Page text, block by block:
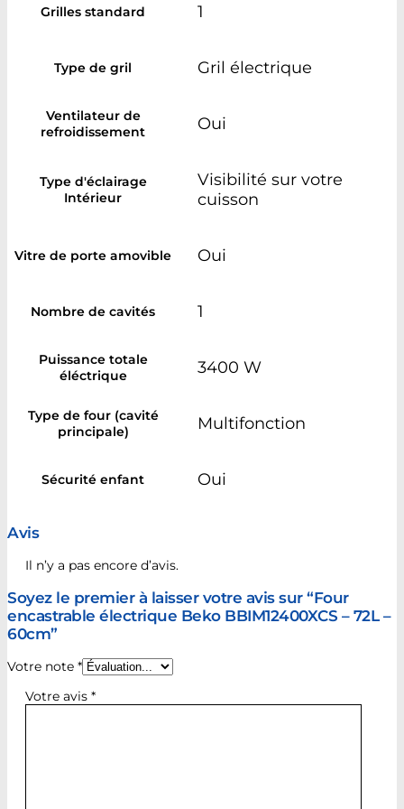
Grilles standard 1
Type de gril Gril électrique
Ventilateur de
refroidissement
Oui
Type d'éclairage
Intérieur
Visibilité sur votre
cuisson
Vitre de porte amovible Oui
Nombre de cavités 1
Puissance totale
éléctrique
3400 W
Type de four (cavité
principale)
Multifonction
Sécurité enfant Oui
Avis
Il n’y a pas encore d’avis.
Soyez le premier à laisser votre avis sur “Four
encastrable électrique Beko BBIM12400XCS – 72L –
60cm”
Votre note *
Votre avis *